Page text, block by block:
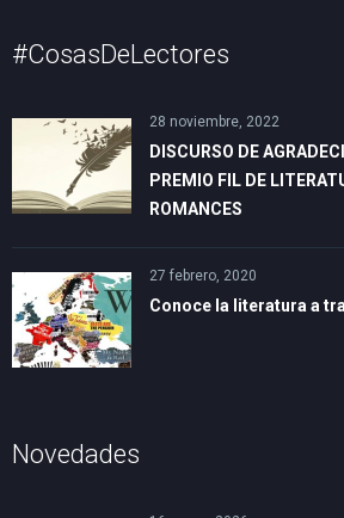
#CosasDeLectores
28 noviembre, 2022
DISCURSO DE
PREMIO FIL DE
ROMANCES
27 febrero, 2020
Conoce la literatura a
Novedades